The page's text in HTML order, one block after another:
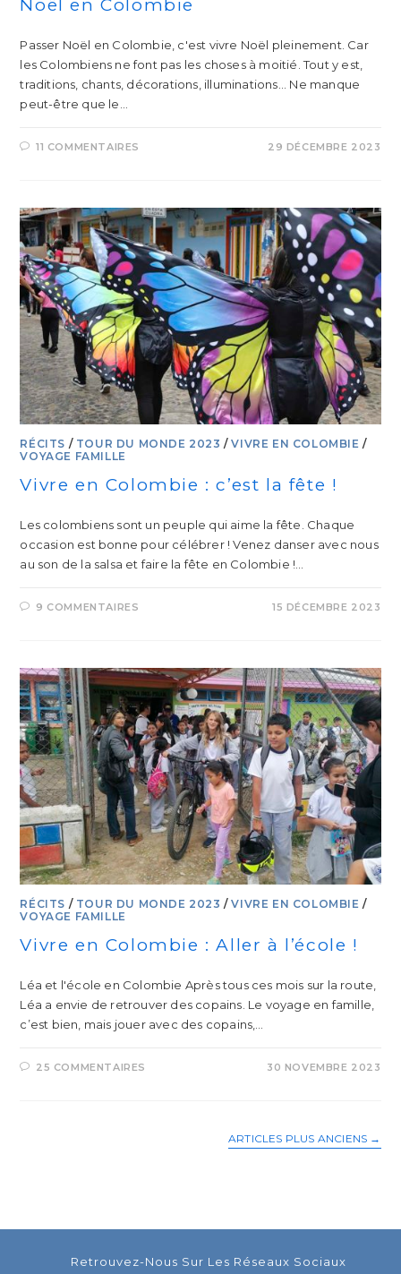
Noël en Colombie
Passer Noël en Colombie, c'est vivre Noël pleinement. Car
les Colombiens ne font pas les choses à moitié. Tout y est,
traditions, chants, décorations, illuminations... Ne manque
peut-être que le…
11 COMMENTAIRES 29 DÉCEMBRE 2023
RÉCITS / TOUR DU MONDE 2023 /VIVRE EN COLOMBIE /
VOYAGE FAMILLE
Vivre en Colombie : c’est la fête !
Les colombiens sont un peuple qui aime la fête. Chaque
occasion est bonne pour célébrer ! Venez danser avec nous
au son de la salsa et faire la fête en Colombie !…
9 COMMENTAIRES 15 DÉCEMBRE 2023
RÉCITS / TOUR DU MONDE 2023 /VIVRE EN COLOMBIE /
VOYAGE FAMILLE
Vivre en Colombie : Aller à l’école !
Léa et l'école en Colombie Après tous ces mois sur la route,
Léa a envie de retrouver des copains. Le voyage en famille,
c’est bien, mais jouer avec des copains,…
25 COMMENTAIRES 30 NOVEMBRE 2023
ARTICLES PLUS ANCIENS →
Retrouvez-Nous Sur Les Réseaux Sociaux